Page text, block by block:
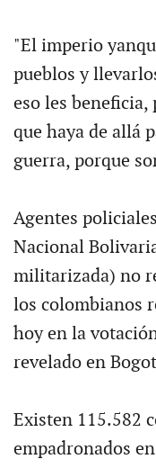
"El imperio
pueblos y
eso les beneficia,
que haya de allá
guerra, porque
Agentes
Nacional
militarizada) no
los colombianos
hoy en la
revelado en
Existen 115.582
empadronados